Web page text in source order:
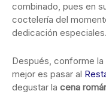
combinado, pues en
coctelería del
dedicación especiales.
Después, conforme la
mejor es pasar al
degustar la cena